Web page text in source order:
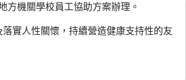
方機關學校員工協助方案辦理。
實人性關懷，持續營造健康支持性的友